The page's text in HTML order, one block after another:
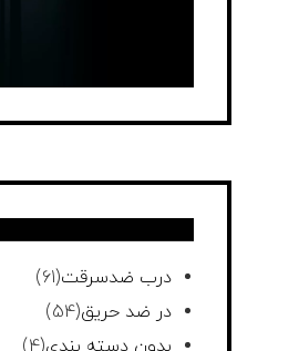
درب ضدسرقت(61)
در ضد حریق(54)